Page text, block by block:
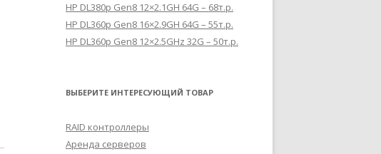
HP DL380p Gen8 12×2.1GH 64G – 68т.р.
HP DL360p Gen8 16×2.9GH 64G – 55т.р.
HP DL360p Gen8 12×2.5GHz 32G – 50т.р.
ВЫБЕРИТЕ ИНТЕРЕСУЮЩИЙ ТОВАР
RAID контроллеры
Аренда серверов